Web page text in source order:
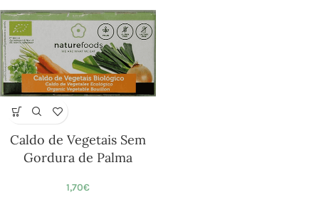
Caldo de Vegetais Sem
Gordura de Palma
1,70€